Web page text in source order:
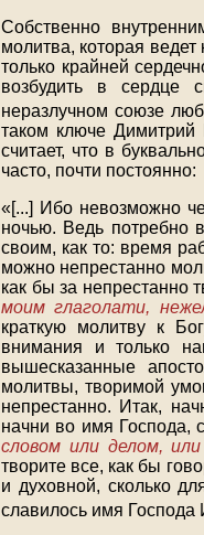
Собственно
молитва, которая
только крайней
возбудить в сердце
неразлучном союзе
таком ключе Димитрий
считает, что в
часто, почти постоянно:
«[...] Ибо невозможно
ночью. Ведь потребно
своим, как то: время
можно непрестанно
как бы за непрестанно
моим глаголати,
краткую молитву к
внимания и только
вышесказанные
молитвы, творимой
непрестанно. Итак,
начни во имя Господа,
словом или делом,
творите все, как бы
и духовной, сколько
славилось имя Господа